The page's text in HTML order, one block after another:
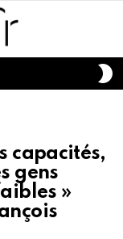
capacités,
gens
»